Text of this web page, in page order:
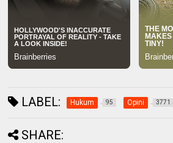
LABEL: Hukum 95 Opini 3771
SHARE: